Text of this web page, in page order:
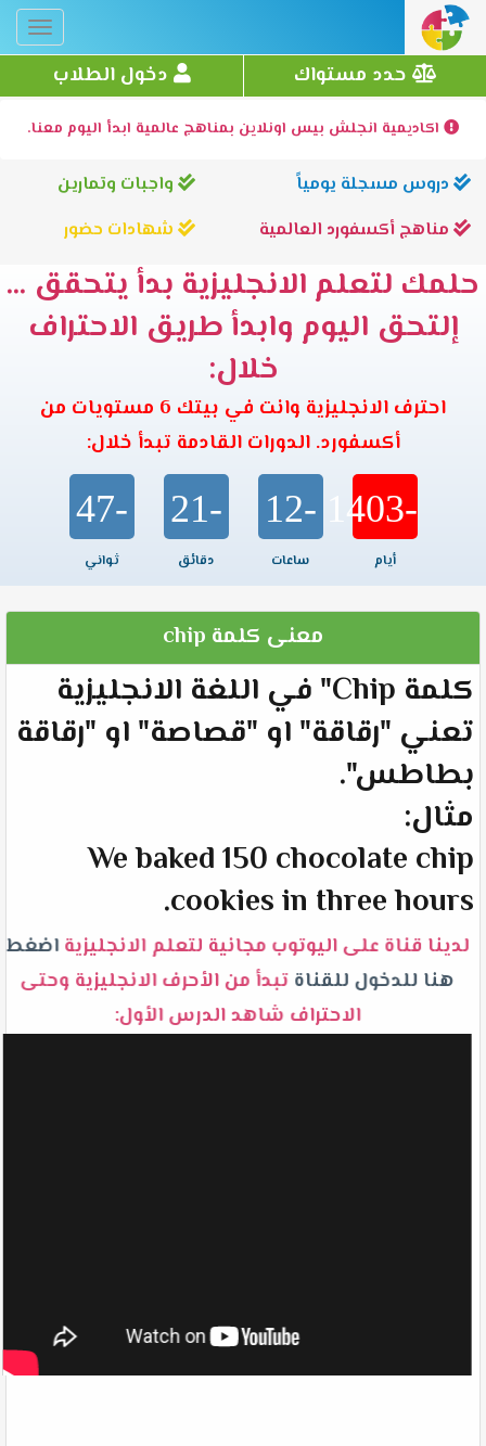
حدد مستواك دخول الطلاب
اكاديمية انجلش بيس اونلاين بمناهج عالمية ابدأ اليوم معنا.
دروس مسجلة يومياً
واجبات وتمارين
مناهج أكسفورد العالمية
شهادات حضور
حلمك لتعلم الانجليزية بدأ يتحقق ...
إلتحق اليوم وابدأ طريق الاحتراف
خلال:
احترف الانجليزية وانت في بيتك 6 مستويات من
أكسفورد. الدورات القادمة تبدأ خلال:
-1403
أيام
-12
ساعات
-21
دقائق
-47
ثواني
معنى كلمة chip
كلمة Chip" في اللغة الانجليزية
تعني "رقاقة" او "قصاصة" او "رقاقة
بطاطس".
مثال:
We baked 150 chocolate chip
cookies in three hours.
لدينا قناة على اليوتوب مجانية لتعلم الانجليزية اضغط
هنا للدخول للقناةتبدأ من الأحرف الانجليزية وحتى
الاحتراف شاهد الدرس الأول: